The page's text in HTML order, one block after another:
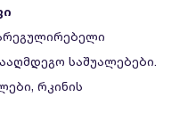
საშუალებები.
რკინის